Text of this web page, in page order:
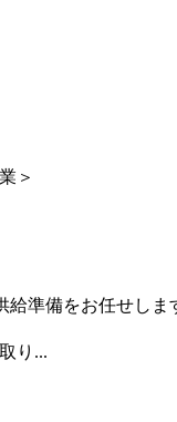
＞
準備をお任せしま
り...